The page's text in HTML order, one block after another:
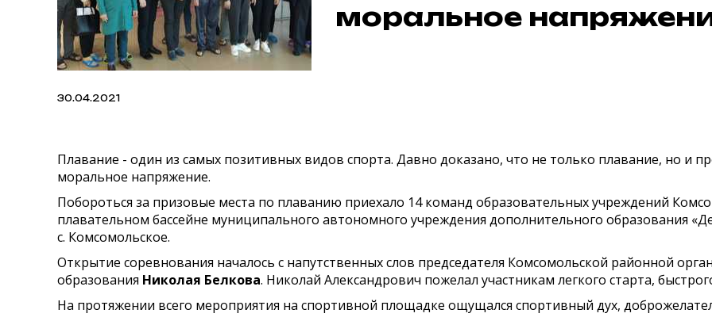
моральное
30.04.2021
Плавание - один из самых позитивных видов спорта. Давно доказано, что не только плавание, но и
моральное напряжение.
Побороться за призовые места по плаванию приехало 14 команд образовательных учреждений
плавательном бассейне муниципального автономного учреждения дополнительного образования
с. Комсомольское.
Открытие соревнования началось с напутственных слов председателя Комсомольской районной
образования Николая Белкова. Николай Александрович пожелал участникам легкого старта,
На протяжении всего мероприятия на спортивной площадке ощущался спортивный дух,